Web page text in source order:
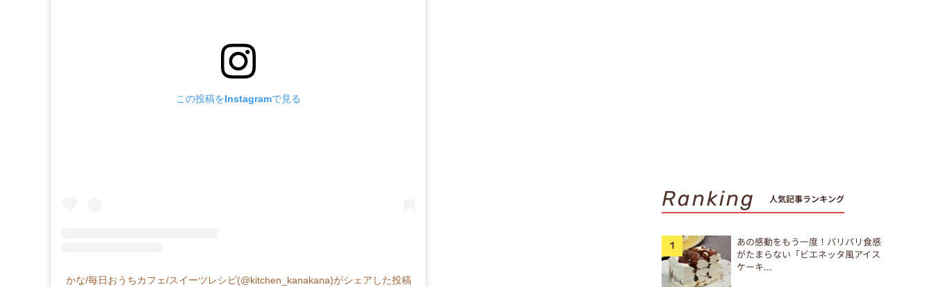
この投稿をInstagramで見る
かな/毎日おうちカフェ/スイーツレシピ(@kitchen_kanakana)がシェアした投稿
Ranking 人気記事ランキング
あの感動をもう一度！パリパリ食感
がたまらない「ビエネッタ風アイス
ケーキ...